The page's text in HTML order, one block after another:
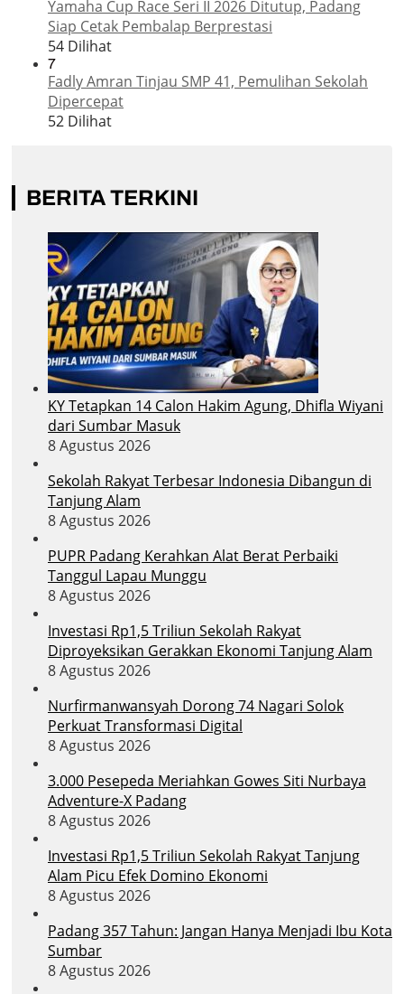
Yamaha Cup Race Seri II 2026 Ditutup, Padang
Siap Cetak Pembalap Berprestasi
54 Dilihat
7
Fadly Amran Tinjau SMP 41, Pemulihan Sekolah
Dipercepat
52 Dilihat
BERITA TERKINI
KY Tetapkan 14 Calon Hakim Agung, Dhifla Wiyani
dari Sumbar Masuk
8 Agustus 2026
Sekolah Rakyat Terbesar Indonesia Dibangun di
Tanjung Alam
8 Agustus 2026
PUPR Padang Kerahkan Alat Berat Perbaiki
Tanggul Lapau Munggu
8 Agustus 2026
Investasi Rp1,5 Triliun Sekolah Rakyat
Diproyeksikan Gerakkan Ekonomi Tanjung Alam
8 Agustus 2026
Nurfirmanwansyah Dorong 74 Nagari Solok
Perkuat Transformasi Digital
8 Agustus 2026
3.000 Pesepeda Meriahkan Gowes Siti Nurbaya
Adventure-X Padang
8 Agustus 2026
Investasi Rp1,5 Triliun Sekolah Rakyat Tanjung
Alam Picu Efek Domino Ekonomi
8 Agustus 2026
Padang 357 Tahun: Jangan Hanya Menjadi Ibu Kota
Sumbar
8 Agustus 2026